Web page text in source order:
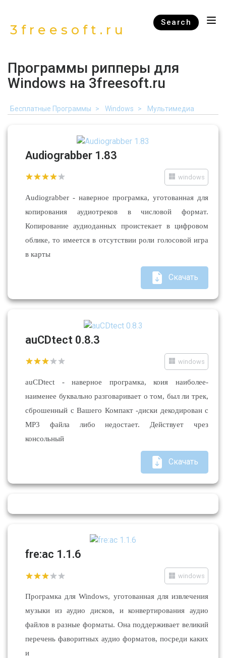
3freesoft.ru Search
Программы рипперы для
Windows на 3freesoft.ru
Бесплатные Программы Windows Мультимедиа
Audiograbber 1.83
windows
Audiograbber - наверное програмка, уготованная для
копирования аудиотреков в числовой формат.
Копирование аудиоданных проистекает в цифровом
облике, то имеется в отсутствии роли голосовой игра
в карты
Скачать
auCDtect 0.8.3
windows
auCDtect - наверное програмка, коия наиболее-
наименее буквально разговаривает о том, был ли трек,
сброшенный с Вашего Компакт -диски декодирован с
MP3 файла либо недостает. Действует чрез
консольный
Скачать
fre:ac 1.1.6
windows
Програмка для Windows, уготованная для извлечения
музыки из аудио дисков, и конвертирования аудио
файлов в разные форматы. Она поддерживает великий
перечень фаворитных аудио форматов, посреди каких
и